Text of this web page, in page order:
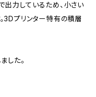
力しているため、小さい
3Dプリンター特有の積層
した。